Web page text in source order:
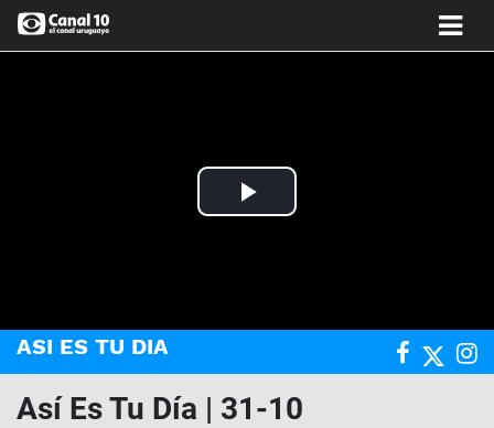
Play
ASI ES TU DIA
Así Es Tu Día | 31-10